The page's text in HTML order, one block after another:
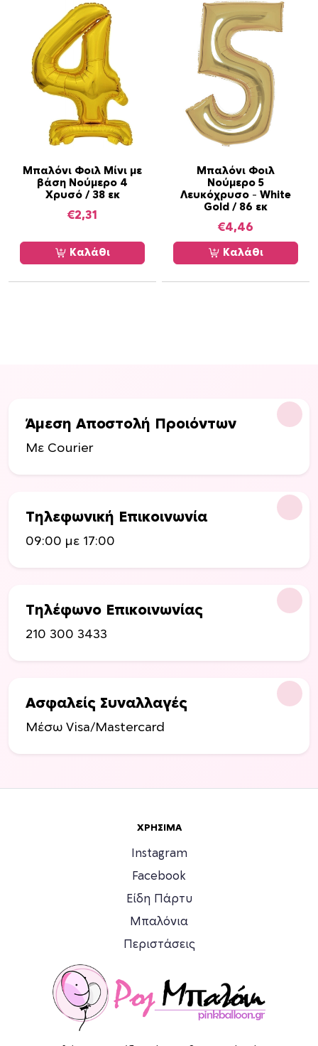
Μπαλόνι Φοιλ Μίνι με
βάση Νούμερο 4
Χρυσό / 38 εκ
€2,31
Καλάθι
Μπαλόνι Φοιλ
Νούμερο 5
Λευκόχρυσο – White
Gold / 86 εκ
€4,46
Καλάθι
Άμεση Αποστολή Προιόντων
Με Courier
Τηλεφωνική Επικοινωνία
09:00 με 17:00
Τηλέφωνο Επικοινωνίας
210 300 3433
Ασφαλείς Συναλλαγές
Μέσω Visa/Mastercard
ΧΡΉΣΙΜΑ
Instagram
Facebook
Είδη Πάρτυ
Μπαλόνια
Περιστάσεις